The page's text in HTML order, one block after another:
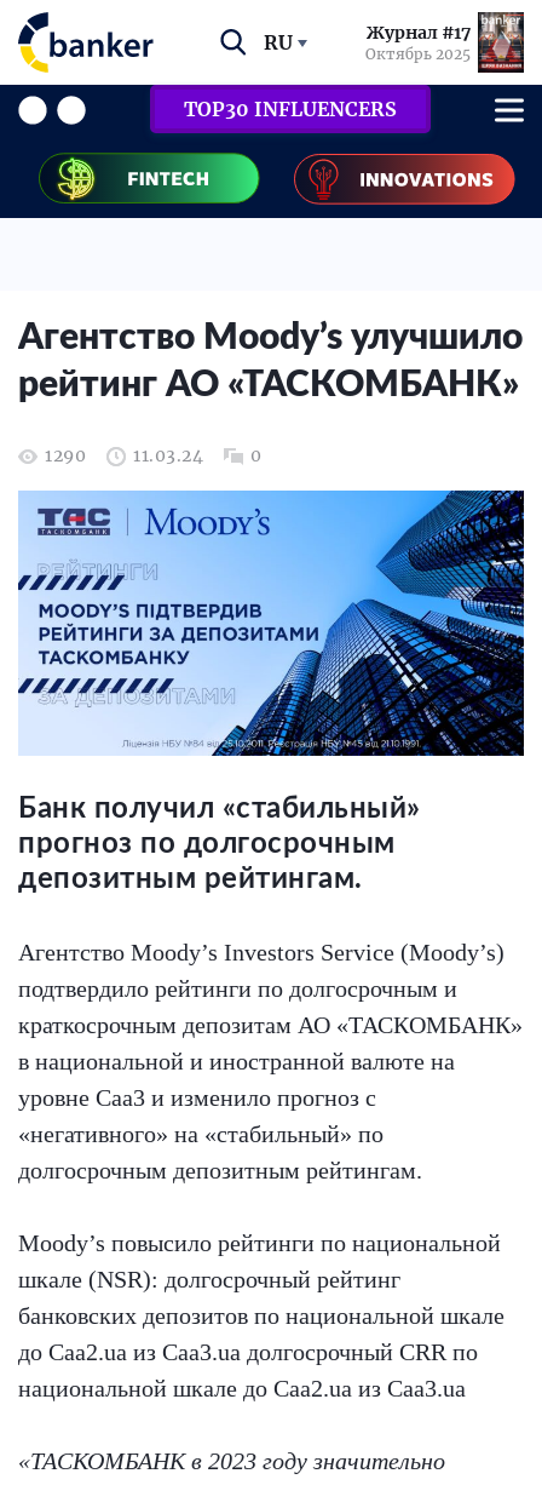
RU Журнал #17
Октябрь 2025
TOP30 INFLUENCERS
Агентство Moody’s улучшило
рейтинг АО «ТАСКОМБАНК»
1290 11.03.24 0
Банк получил «стабильный»
прогноз по долгосрочным
депозитным рейтингам.
Агентство Moody’s Investors Service (Moody’s)
подтвердило рейтинги по долгосрочным и
краткосрочным депозитам АО «ТАСКОМБАНК»
в национальной и иностранной валюте на
уровне Caa3 и изменило прогноз с
«негативного» на «стабильный» по
долгосрочным депозитным рейтингам.
Moody’s повысило рейтинги по национальной
шкале (NSR): долгосрочный рейтинг
банковских депозитов по национальной шкале
до Caa2.ua из Caa3.ua долгосрочный CRR по
национальной шкале до Caa2.ua из Caa3.ua
«ТАСКОМБАНК в 2023 году значительно